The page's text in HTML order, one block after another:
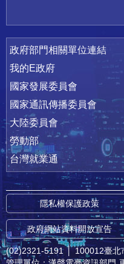
政府部門相關單位連結
我的E政府
國家發展委員會
國家通訊傳播委員會
大陸委員會
勞動部
台灣就業通
隱私權保護政策
政府網站資料開放宣告
(02)2321-5191 │ 100012臺北